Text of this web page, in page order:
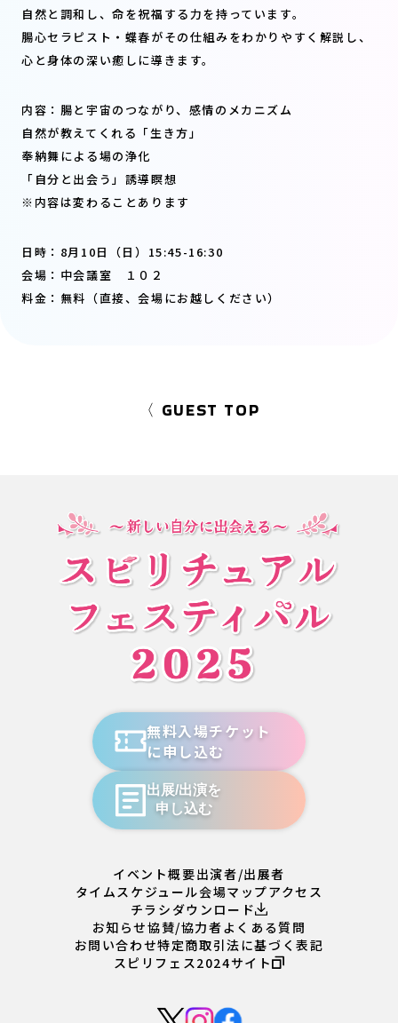
自然と調和し、命を祝福する力を持っています。
腸心セラピスト・蝶春がその仕組みをわかりやすく解説し、
心と身体の深い癒しに導きます。
内容：腸と宇宙のつながり、感情のメカニズム
自然が教えてくれる「生き方」
奉納舞による場の浄化
「自分と出会う」誘導瞑想
※内容は変わることあります
日時：8月10日（日）15:45-16:30
会場：中会議室 １０２
料金：無料（直接、会場にお越しください）
〈 GUEST TOP
無料入場チケット
に申し込む
出展/出演を
申し込む
イベント概要出演者/出展者
タイムスケジュール会場マップアクセス
チラシダウンロード
お知らせ協賛/協力者よくある質問
お問い合わせ特定商取引法に基づく表記
スピリフェス2024サイト